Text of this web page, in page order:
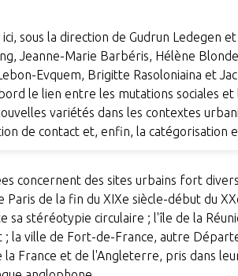
ici, sous la direction de Gudrun Ledegen
Jeanne-Marie Barbéris, Hélène
Evquem, Brigitte Rasoloniaina et
le lien entre les mutations sociales
variétés dans les contextes
de contact et, enfin, la catégorisation
concernent des sites urbains fort
de la fin du XIXe siècle-début du
sa stéréotypie circulaire ; l'île de la
; la ville de Fort-de-France, autre
la France et de l'Angleterre, pris dans